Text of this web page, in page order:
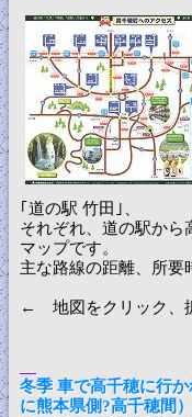
｢道の駅 竹田｣、
それぞれ、道の駅から
マップです。
主な路線の距離、所要
← 地図をクリック、
冬季 車で高千穂に行
に熊本県側?高千穂間）